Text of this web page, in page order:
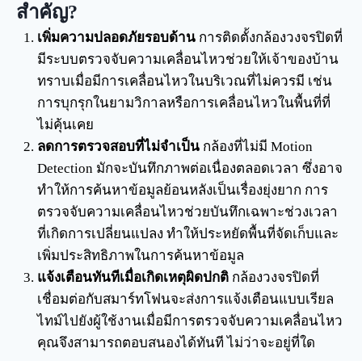
สำคัญ?
เพิ่มความปลอดภัยรอบด้านการติดตั้งกล้องวงจรปิดที่
มีระบบตรวจจับความเคลื่อนไหวช่วยให้เจ้าของบ้าน
ทราบเมื่อมีการเคลื่อนไหวในบริเวณที่ไม่ควรมี เช่น
การบุกรุกในยามวิกาลหรือการเคลื่อนไหวในพื้นที่ที่
ไม่คุ้นเคย
ลดการตรวจสอบที่ไม่จำเป็นกล้องที่ไม่มี Motion
Detection มักจะบันทึกภาพต่อเนื่องตลอดเวลา ซึ่งอาจ
ทำให้การค้นหาข้อมูลย้อนหลังเป็นเรื่องยุ่งยาก การ
ตรวจจับความเคลื่อนไหวช่วยบันทึกเฉพาะช่วงเวลา
ที่เกิดการเปลี่ยนแปลง ทำให้ประหยัดพื้นที่จัดเก็บและ
เพิ่มประสิทธิภาพในการค้นหาข้อมูล
แจ้งเตือนทันทีเมื่อเกิดเหตุผิดปกติกล้องวงจรปิดที่
เชื่อมต่อกับสมาร์ทโฟนจะส่งการแจ้งเตือนแบบเรียล
ไทม์ไปยังผู้ใช้งานเมื่อมีการตรวจจับความเคลื่อนไหว
คุณจึงสามารถตอบสนองได้ทันที ไม่ว่าจะอยู่ที่ใด